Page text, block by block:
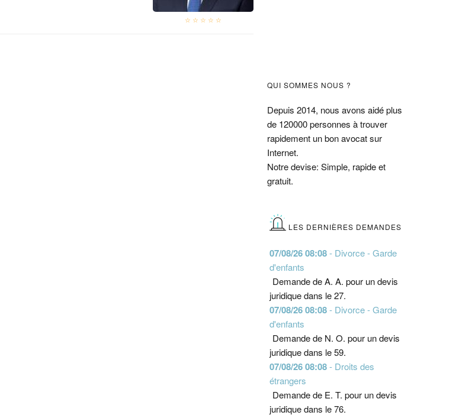
☆ ☆ ☆ ☆ ☆
Barre
latérale
principale
QUI SOMMES NOUS ?
Depuis 2014, nous avons aidé plus
de 120000 personnes à trouver
rapidement un bon avocat sur
Internet.
Notre devise: Simple, rapide et
gratuit.
LES DERNIÈRES DEMANDES
07/08/26 08:08- Divorce - Garde
d'enfants
Demande de A. A. pour un devis
juridique dans le 27.
07/08/26 08:08- Divorce - Garde
d'enfants
Demande de N. O. pour un devis
juridique dans le 59.
07/08/26 08:08- Droits des
étrangers
Demande de E. T. pour un devis
juridique dans le 76.